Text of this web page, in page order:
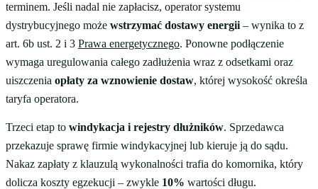
terminem. Jeśli nadal nie zapłacisz, operator systemu
dystrybucyjnego może wstrzymać dostawy energii – wynika to z
art. 6b ust. 2 i 3 Prawa energetycznego. Ponowne podłączenie
wymaga uregulowania całego zadłużenia wraz z odsetkami oraz
uiszczenia opłaty za wznowienie dostaw, której wysokość określa
taryfa operatora.
Trzeci etap to windykacja i rejestry dłużników. Sprzedawca
przekazuje sprawę firmie windykacyjnej lub kieruje ją do sądu.
Nakaz zapłaty z klauzulą wykonalności trafia do komornika, który
dolicza koszty egzekucji – zwykle 10% wartości długu.